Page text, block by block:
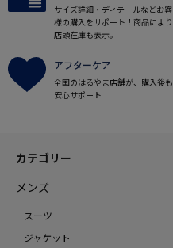
サイズ詳細・ディテールなどお客
様の購入をサポート！商品により
店頭在庫も表示。
アフターケア
全国のはるやま店舗が、購入後も
安心サポート
カテゴリー
メンズ
スーツ
ジャケット